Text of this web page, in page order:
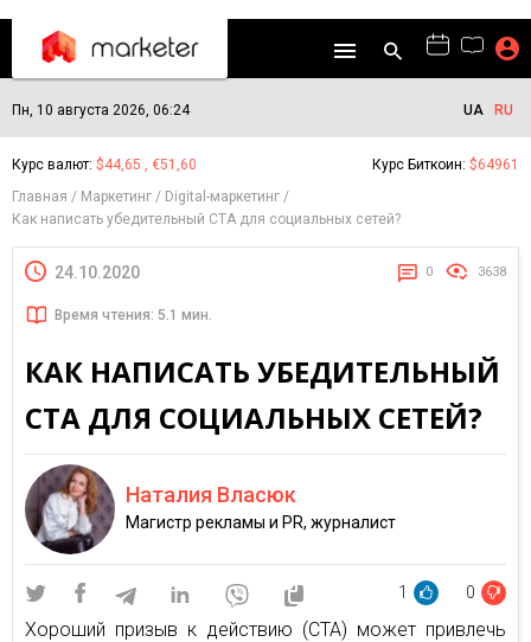
Пн, 10 августа 2026, 06:24 UA RU
Курс валют: $44,65 , €51,60 Курс Биткоин: $64961
Главная
Маркетинг
Digital-маркетинг
Как написать убедительный CTA для социальных сетей?
24.10.2020 0 3638
Время чтения: 5.1 мин.
КАК НАПИСАТЬ УБЕДИТЕЛЬНЫЙ
CTA ДЛЯ СОЦИАЛЬНЫХ СЕТЕЙ?
Наталия Власюк
Магистр рекламы и PR, журналист
1 0
Хороший призыв к действию (СТА) может привлечь